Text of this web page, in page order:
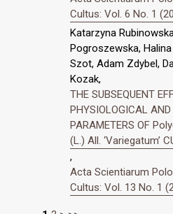
Cultus: Vol. 6 No. 1
Katarzyna
Pogroszewska,
Szot, Adam Zdybel,
Kozak,
THE SUBSEQUENT
PHYSIOLOGICAL AND
PARAMETERS OF
(L.) All. ‘Variegatum’
,
Acta Scientiarum
Cultus: Vol. 13 No. 1